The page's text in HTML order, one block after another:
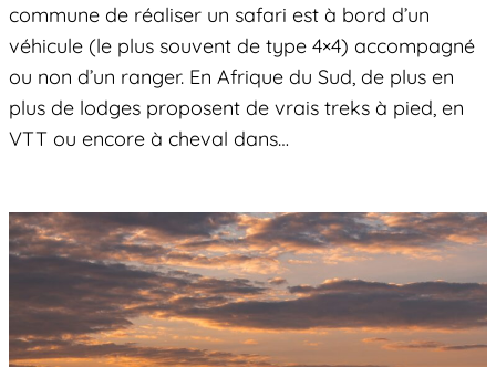
commune de réaliser un safari est à bord d’un
véhicule (le plus souvent de type 4×4) accompagné
ou non d’un ranger. En Afrique du Sud, de plus en
plus de lodges proposent de vrais treks à pied, en
VTT ou encore à cheval dans…